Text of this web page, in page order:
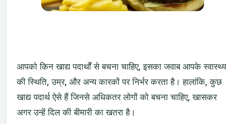
आपको किन खाद्य पदार्थों से बचना चाहिए, इसका जवाब आपके स्वास्थ्य
की स्थिति, उम्र, और अन्य कारकों पर निर्भर करता है। हालांकि, कुछ
खाद्य पदार्थ ऐसे हैं जिनसे अधिकतर लोगों को बचना चाहिए, खासकर
अगर उन्हें दिल की बीमारी का खतरा है।